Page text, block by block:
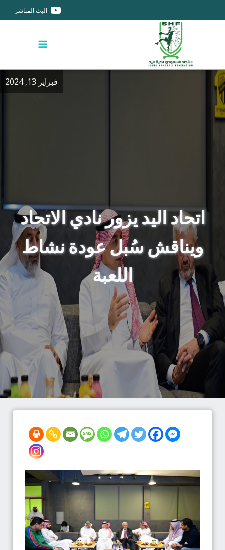
البث المباشر
فبراير 13, 2024
اتحاد اليد يزور نادي الاتحاد
ويناقش سُبل عودة نشاط
اللعبة